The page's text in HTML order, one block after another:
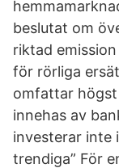
beslutat om
riktad
för rörliga
omfattar högst
innehas av
investerar inte
trendiga” För